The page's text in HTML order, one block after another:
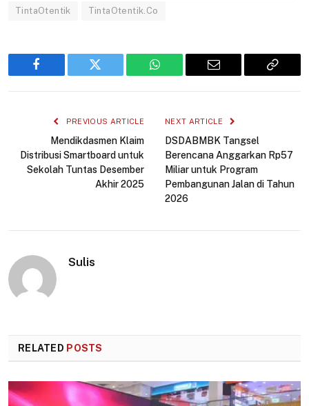
TintaOtentik TintaOtentik.Co
Facebook Twitter WhatsApp Email
Copy
PREVIOUS ARTICLE
Mendikdasmen Klaim
Distribusi Smartboard untuk
Sekolah Tuntas Desember
Akhir 2025
NEXT ARTICLE
DSDABMBK Tangsel
Berencana Anggarkan Rp57
Miliar untuk Program
Pembangunan Jalan di Tahun
2026
Sulis
RELATED POSTS